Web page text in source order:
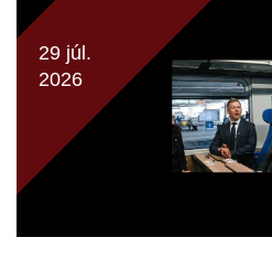
29 júl.
2026